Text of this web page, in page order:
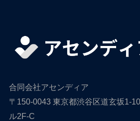
合同会社アセンディア
〒150-0043 東京都渋谷区道玄坂1-
ル2F-C